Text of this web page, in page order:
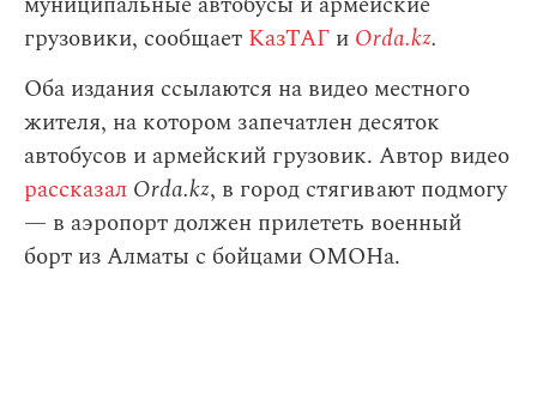
грузовики, сообщает КазТАГ и Orda.kz.
Оба издания ссылаются на видео местного
жителя, на котором запечатлен десяток
автобусов и армейский грузовик. Автор видео
рассказал Orda.kz, в город стягивают подмогу
— в аэропорт должен прилететь военный
борт из Алматы с бойцами ОМОНа.